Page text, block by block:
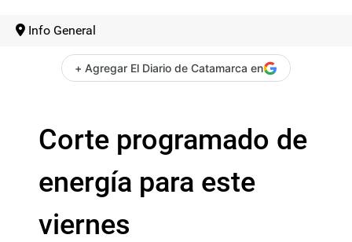
Info General
+ Agregar El Diario de Catamarca en
Corte programado de
energía para este
viernes